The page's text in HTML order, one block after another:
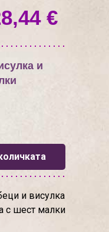
€
и
и висулка
с шест малки